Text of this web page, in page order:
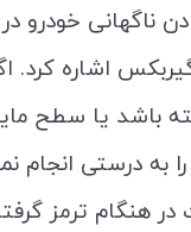
ناگهانی خودرو
اشاره کرد.
باشد یا سطح
به‌ درستی انجام
هنگام ترمز